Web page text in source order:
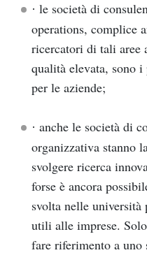
· le società di
operations, complice
ricercatori di tali aree
qualità elevata, sono
per le aziende;
· anche le società di
organizzativa stanno
svolgere ricerca
forse è ancora
svolta nelle università
utili alle imprese.
fare riferimento a